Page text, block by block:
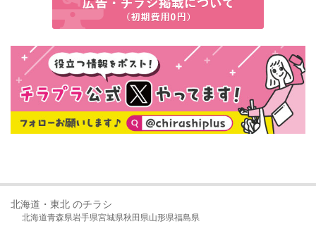
北海道・東北 のチラシ
北海道青森県岩手県宮城県秋田県山形県福島県